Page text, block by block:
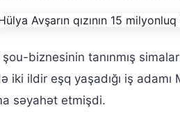
biznesinin tanınmış
iki ildir eşq yaşadığı iş
səyahət etmişdi.